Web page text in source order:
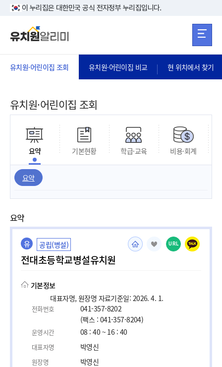
본문 바로가기
이 누리집은 대한민국 공식 전자정부 누리집입니다.
유치원·어린이집 조회 유치원·어린이집 비교 현 위치에서 찾기
유치원·어린이집 조회
요약 기본현황 학급·교육 비용·회계
요약
요약
유 공립(병설)
전대초등학교병설유치원
URL
기본정보
대표자명, 원장명 자료기준일: 2026. 4. 1.
전화번호
041-357-8202
(팩스 : 041-357-8204)
운영시간 08 : 40 ~ 16 : 40
대표자명 박영신
원장명 박영신